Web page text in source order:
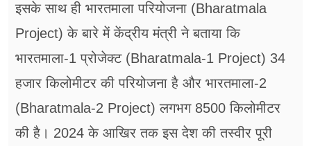
इसके साथ ही भारतमाला परियोजना (Bharatmala
Project) के बारे में केंद्रीय मंत्री ने बताया कि
भारतमाला-1 प्रोजेक्ट (Bharatmala-1 Project) 34
हजार किलोमीटर की परियोजना है और भारतमाला-2
(Bharatmala-2 Project) लगभग 8500 किलोमीटर
की है। 2024 के आखिर तक इस देश की तस्वीर पूरी